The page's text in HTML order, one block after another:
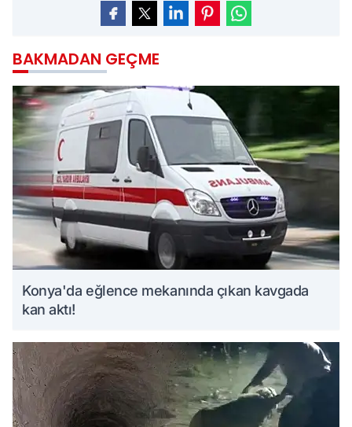
BAKMADAN GEÇME
Konya'da eğlence mekanında çıkan kavgada
kan aktı!